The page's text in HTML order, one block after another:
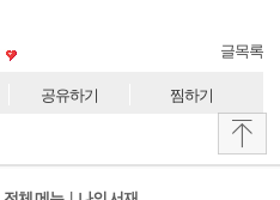
글목록
공유하기 찜하기